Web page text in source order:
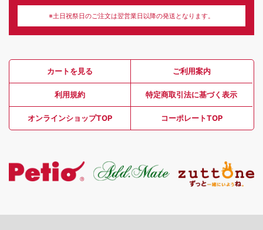
※土日祝祭日のご注文は翌営業日以降の発送となります。
カートを見る ご利用案内
利用規約 特定商取引法に基づく表示
オンラインショップTOP コーポレートTOP